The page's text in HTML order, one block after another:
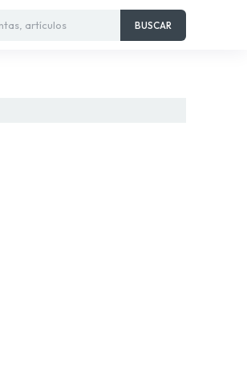
artículos BUSCAR